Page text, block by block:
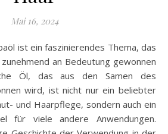
Mai 16, 2024
an Bedeutung gewonnen
Öl, das aus den Samen des
wird, ist nicht nur ein beliebter
und Haarpflege, sondern auch ein
für viele andere Anwendungen.